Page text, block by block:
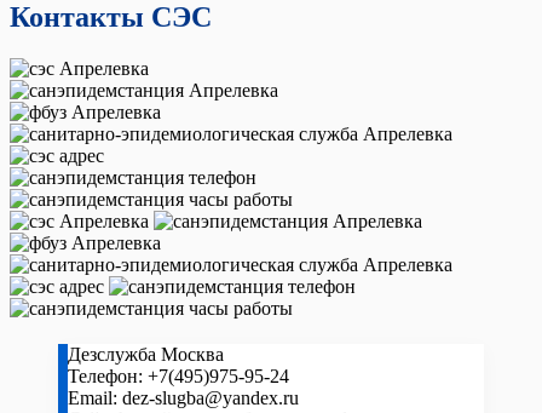
Контакты СЭС
Дезслужба Москва
Телефон: +7(495)975-95-24
Email: dez-slugba@yandex.ru